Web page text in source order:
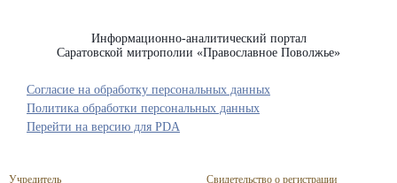
Информационно-аналитический портал
Саратовской митрополии «Православное Поволжье»
Учредитель Свидетельство о регистрации
Согласие на обработку персональных данных
Политика обработки персональных данных
Перейти на версию для PDA